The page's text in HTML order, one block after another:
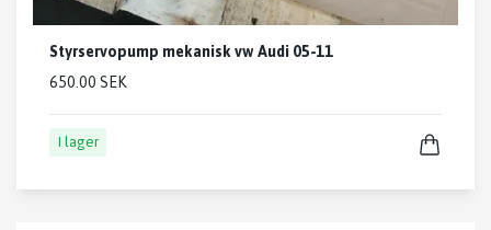
Styrservopump mekanisk vw Audi 05-11
650.00 SEK
I lager